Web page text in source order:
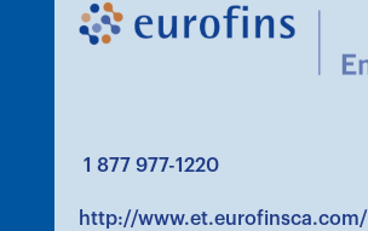
1 877 977-1220
http://www.et.eurofinsca.com/